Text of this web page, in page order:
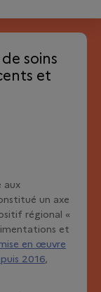
soins
et
aux
un axe
régional «
et
en œuvre
2016,